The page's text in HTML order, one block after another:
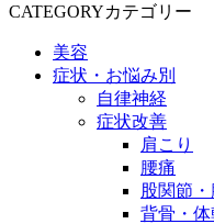
CATEGORYカテゴリー
美容
症状・お悩み別
自律神経
症状改善
肩こり
腰痛
股関節
背骨・体